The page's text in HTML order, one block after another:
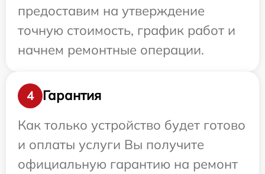
предоставим на утверждение
точную стоимость, график работ и
начнем ремонтные операции.
4
Гарантия
Как только устройство будет готово
и оплаты услуги Вы получите
официальную гарантию на ремонт